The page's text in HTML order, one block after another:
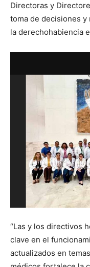
Directoras y
toma de decisiones y
la derechohabiencia
“Las y los directivos
clave en el
actualizados en